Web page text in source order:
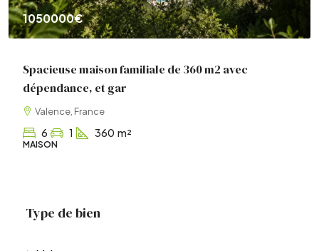
237000€
AIX EN PROVENCE : Appt T3
Aix-en-Provence, France
1 1 60
APPARTEMENT